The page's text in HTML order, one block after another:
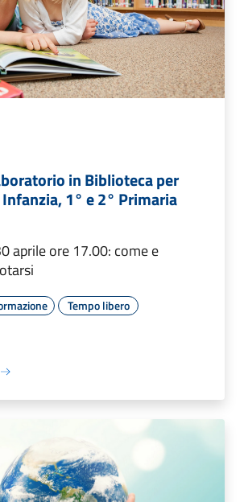
in Biblioteca per
1° e 2° Primaria
aprile ore 17.00: come e
Tempo libero